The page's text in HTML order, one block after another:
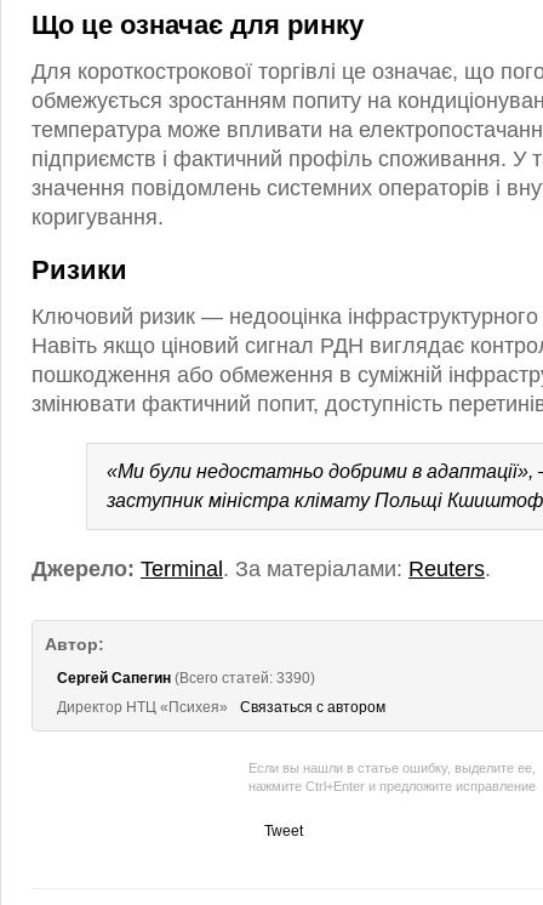
Що це означає для ринку
Для короткострокової торгівлі це означає, що
обмежується зростанням попиту на
температура може впливати на
підприємств і фактичний профіль споживання. У
значення повідомлень системних операторів і
коригування.
Ризики
Ключовий ризик — недооцінка
Навіть якщо ціновий сигнал РДН виглядає
пошкодження або обмеження в суміжній
змінювати фактичний попит, доступність
«Ми були недостатньо добрими в адаптації»,
заступник міністра клімату Польщі
Джерело: Terminal . За матеріалами: Reuters.
Автор:
Сергей Сапегин (Всего статей: 3390)
Директор НТЦ «Психея»
Связаться с автором
Если вы нашли в статье ошибку, выделите ее,
нажмите Ctrl+Enter и предложите исправление
Tweet